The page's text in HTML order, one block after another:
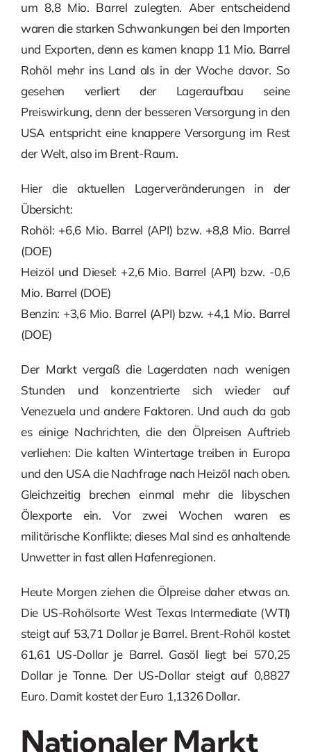
um 8,8 Mio. Barrel zulegten. Aber entscheidend
waren die starken Schwankungen bei den Importen
und Exporten, denn es kamen knapp 11 Mio. Barrel
Rohöl mehr ins Land als in der Woche davor. So
gesehen verliert der Lageraufbau seine
Preiswirkung, denn der besseren Versorgung in den
USA entspricht eine knappere Versorgung im Rest
der Welt, also im Brent-Raum.
Hier die aktuellen Lagerveränderungen in der
Übersicht:
Rohöl: +6,6 Mio. Barrel (API) bzw. +8,8 Mio. Barrel
(DOE)
Heizöl und Diesel: +2,6 Mio. Barrel (API) bzw. -0,6
Mio. Barrel (DOE)
Benzin: +3,6 Mio. Barrel (API) bzw. +4,1 Mio. Barrel
(DOE)
Der Markt vergaß die Lagerdaten nach wenigen
Stunden und konzentrierte sich wieder auf
Venezuela und andere Faktoren. Und auch da gab
es einige Nachrichten, die den Ölpreisen Auftrieb
verliehen: Die kalten Wintertage treiben in Europa
und den USA die Nachfrage nach Heizöl nach oben.
Gleichzeitig brechen einmal mehr die libyschen
Ölexporte ein. Vor zwei Wochen waren es
militärische Konflikte; dieses Mal sind es anhaltende
Unwetter in fast allen Hafenregionen.
Heute Morgen ziehen die Ölpreise daher etwas an.
Die US-Rohölsorte West Texas Intermediate (WTI)
steigt auf 53,71 Dollar je Barrel. Brent-Rohöl kostet
61,61 US-Dollar je Barrel. Gasöl liegt bei 570,25
Dollar je Tonne. Der US-Dollar steigt auf 0,8827
Euro. Damit kostet der Euro 1,1326 Dollar.
Nationaler Markt